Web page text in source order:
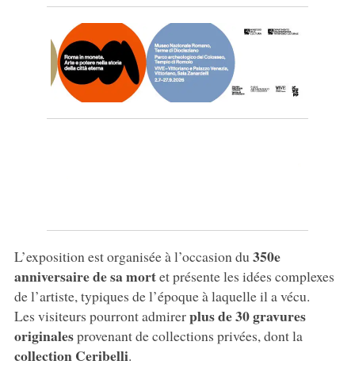
L’exposition est organisée à l’occasion du 350e
anniversaire de sa mortet présente les idées complexes
de l’artiste, typiques de l’époque à laquelle il a vécu.
Les visiteurs pourront admirerplus de 30 gravures
originalesprovenant de collections privées, dont la
collection Ceribelli.